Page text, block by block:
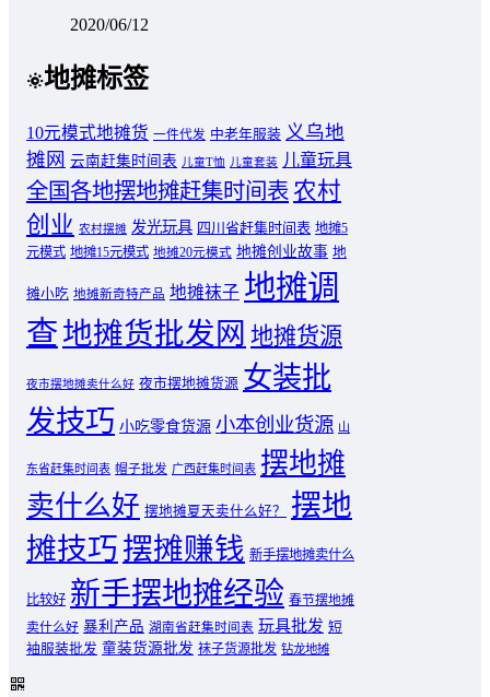
2020/06/12
地摊标签
10元模式地摊货 一件代发 中老年服装 义乌地
摊网 云南赶集时间表 儿童T恤 儿童套装 儿童玩具
全国各地摆地摊赶集时间表 农村
创业 农村摆摊 发光玩具 四川省赶集时间表 地摊5
元模式 地摊15元模式 地摊20元模式 地摊创业故事 地
摊小吃 地摊新奇特产品 地摊袜子 地摊调
查地摊货批发网 地摊货源
夜市摆地摊卖什么好 夜市摆地摊货源 女装批
发技巧 小吃零食货源 小本创业货源 山
东省赶集时间表 帽子批发 广西赶集时间表 摆地摊
卖什么好 摆地摊夏天卖什么好？
摆地
摊技巧摆摊赚钱 新手摆地摊卖什么
比较好 新手摆地摊经验 春节摆地摊
卖什么好 暴利产品 湖南省赶集时间表 玩具批发 短
袖服装批发 童装货源批发 袜子货源批发 钻龙地摊